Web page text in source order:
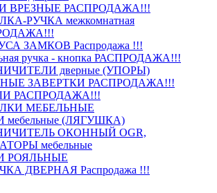
ВРЕЗНЫЕ РАСПРОДАЖА!!!
РУЧКА межкомнатная
ЗАМКОВ Распродажа !!!
ручка - кнопка РАСПРОДАЖА!!!
дверные (УПОРЫ)
ЗАВЕРТКИ РАСПРОДАЖА!!!
РАСПРОДАЖА!!!
МЕБЕЛЬНЫЕ
мебельные (ЛЯГУШКА)
ОКОННЫЙ OGR,
мебельные
РОЯЛЬНЫЕ
ДВЕРНАЯ Распродажа !!!